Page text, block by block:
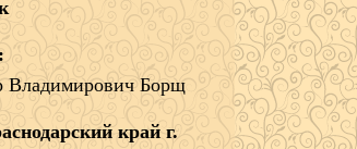
Владимирович Борщ
край г.